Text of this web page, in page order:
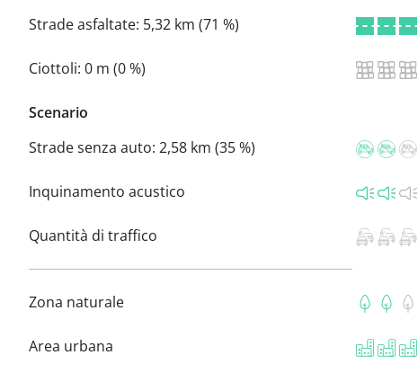
Strade asfaltate: 5,32 km (71 %)
Ciottoli: 0 m (0 %)
Scenario
Strade senza auto: 2,58 km (35 %)
Inquinamento acustico
Quantità di traffico
Zona naturale
Area urbana